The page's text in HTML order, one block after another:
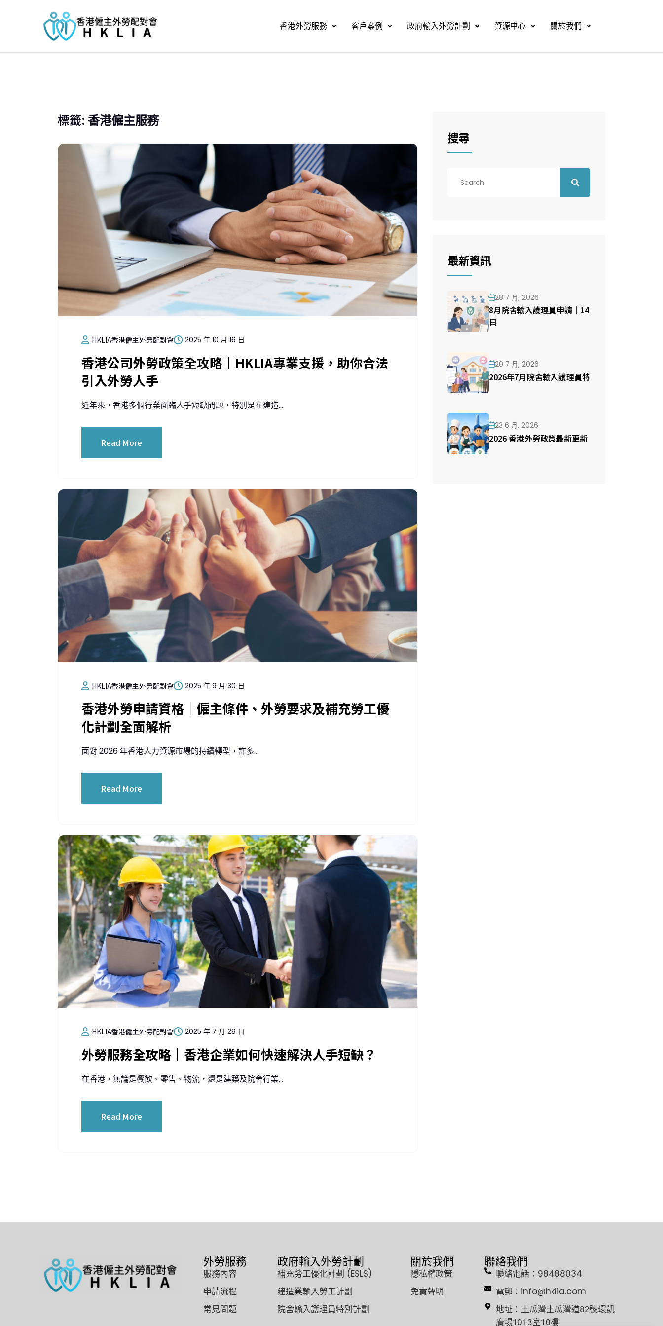
香港外勞服務 客戶案例 政府輸入外勞計劃 資源中心 關於我們
標籤: 香港僱主服務
HKLIA香港僱主外勞配對會 2025 年 10 月 16 日
香港公司外勞政策全攻略｜HKLIA專業支援，助你合法
引入外勞人手
近年來，香港多個行業面臨人手短缺問題，特別是在建造...
Read More
HKLIA香港僱主外勞配對會 2025 年 9 月 30 日
香港外勞申請資格｜僱主條件、外勞要求及補充勞工優
化計劃全面解析
面對 2026 年香港人力資源市場的持續轉型，許多...
Read More
HKLIA香港僱主外勞配對會 2025 年 7 月 28 日
外勞服務全攻略｜香港企業如何快速解決人手短缺？
在香港，無論是餐飲、零售、物流，還是建築及院舍行業...
Read More
搜尋
最新資訊
28 7 月, 2026
8月院舍輸入護理員申請｜14
日
20 7 月, 2026
2026年7月院舍輸入護理員特
23 6 月, 2026
2026 香港外勞政策最新更新
外勞服務
服務內容
申請流程
常見問題
政府輸入外勞計劃
補充勞工優化計劃 (ESLS)
建造業輸入勞工計劃
院舍輸入護理員特別計劃
關於我們
隱私權政策
免責聲明
聯絡我們
聯絡電話：98488034
電郵：info@hklia.com
地址：土瓜灣土瓜灣道82號環凱
廣場1013室10樓